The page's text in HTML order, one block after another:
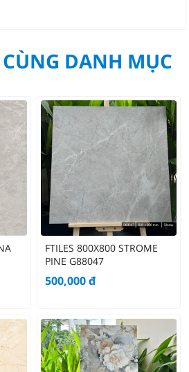
DANH MỤC
FTILES 800X800 STROME
PINE G88047
500,000đ